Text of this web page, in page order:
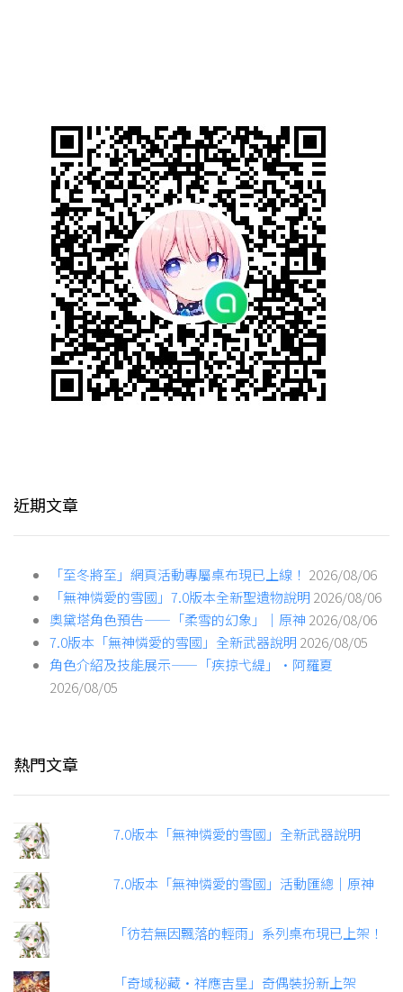
近期文章
「至冬將至」網頁活動專屬桌布現已上線！ 2026/08/06
「無神憐愛的雪國」7.0版本全新聖遺物說明 2026/08/06
奧黛塔角色預告——「柔雪的幻象」｜原神 2026/08/06
7.0版本「無神憐愛的雪國」全新武器說明 2026/08/05
角色介紹及技能展示——「疾掠弋緹」·阿羅夏
2026/08/05
熱門文章
7.0版本「無神憐愛的雪國」全新武器說明
7.0版本「無神憐愛的雪國」活動匯總｜原神
「彷若無因飄落的輕雨」系列桌布現已上架！
「奇域秘藏·祥應吉星」奇偶裝扮新上架